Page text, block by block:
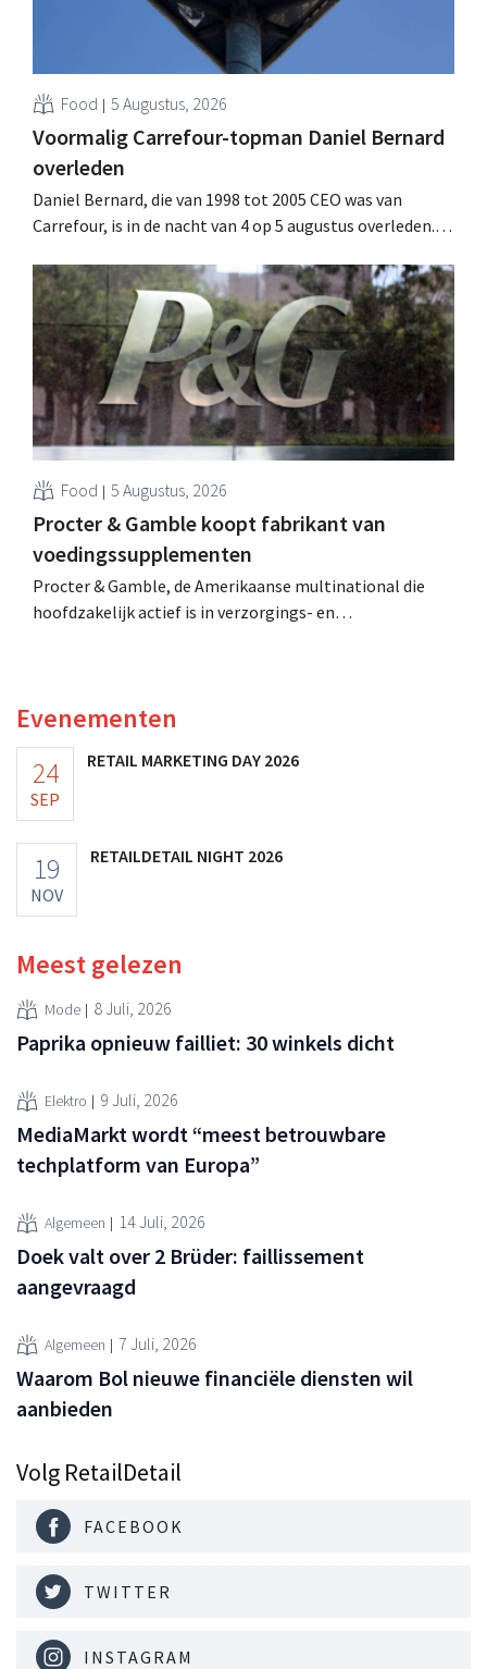
Food 5 Augustus, 2026
Voormalig Carrefour-topman Daniel Bernard
overleden
Daniel Bernard, die van 1998 tot 2005 CEO was van
Carrefour, is in de nacht van 4 op 5 augustus overleden.
retailer, realiseerde de fusie met Promodès en nam
toenmalig Belgisch marktleider GB over.
Food 5 Augustus, 2026
Procter & Gamble koopt fabrikant van
voedingssupplementen
Procter & Gamble, de Amerikaanse multinational die
hoofdzakelijk actief is in verzorgings- en
Evenementen
24
SEP
RETAIL MARKETING DAY 2026
19
NOV
RETAILDETAIL NIGHT 2026
Meest gelezen
Mode 8 Juli, 2026
Paprika opnieuw failliet: 30 winkels dicht
Elektro 9 Juli, 2026
MediaMarkt wordt “meest betrouwbare
techplatform van Europa”
Algemeen 14 Juli, 2026
Doek valt over 2 Brüder: faillissement
aangevraagd
Algemeen 7 Juli, 2026
Waarom Bol nieuwe financiële diensten wil
aanbieden
Volg RetailDetail
FACEBOOK
TWITTER
INSTAGRAM